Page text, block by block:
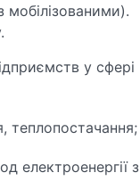
у сфері
теплопостачання;
електроенергії з